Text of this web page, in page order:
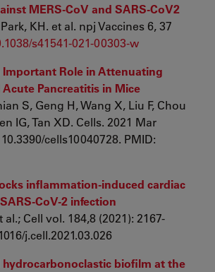
MERS-CoV and SARS-CoV2
KH. et al. npj Vaccines 6, 37
s41541-021-00303-w
Important Role in Attenuating
Pancreatitis in Mice
S, Geng H, Wang X, Liu F, Chou
IG, Tan XD. Cells. 2021 Mar
cells10040728. PMID:
inflammation-induced cardiac
CoV-2 infection
Cell vol. 184,8 (2021): 2167-
j.cell.2021.03.026
hydrocarbonoclastic biofilm at the